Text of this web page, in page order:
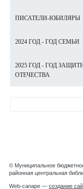
ПИСАТЕЛИ-ЮБИЛЯРЫ
2024 ГОД - ГОД СЕМЬИ
2025 ГОД - ГОД
ОТЕЧЕСТВА
© Муниципальное
районная центральная
Web-canape — создание